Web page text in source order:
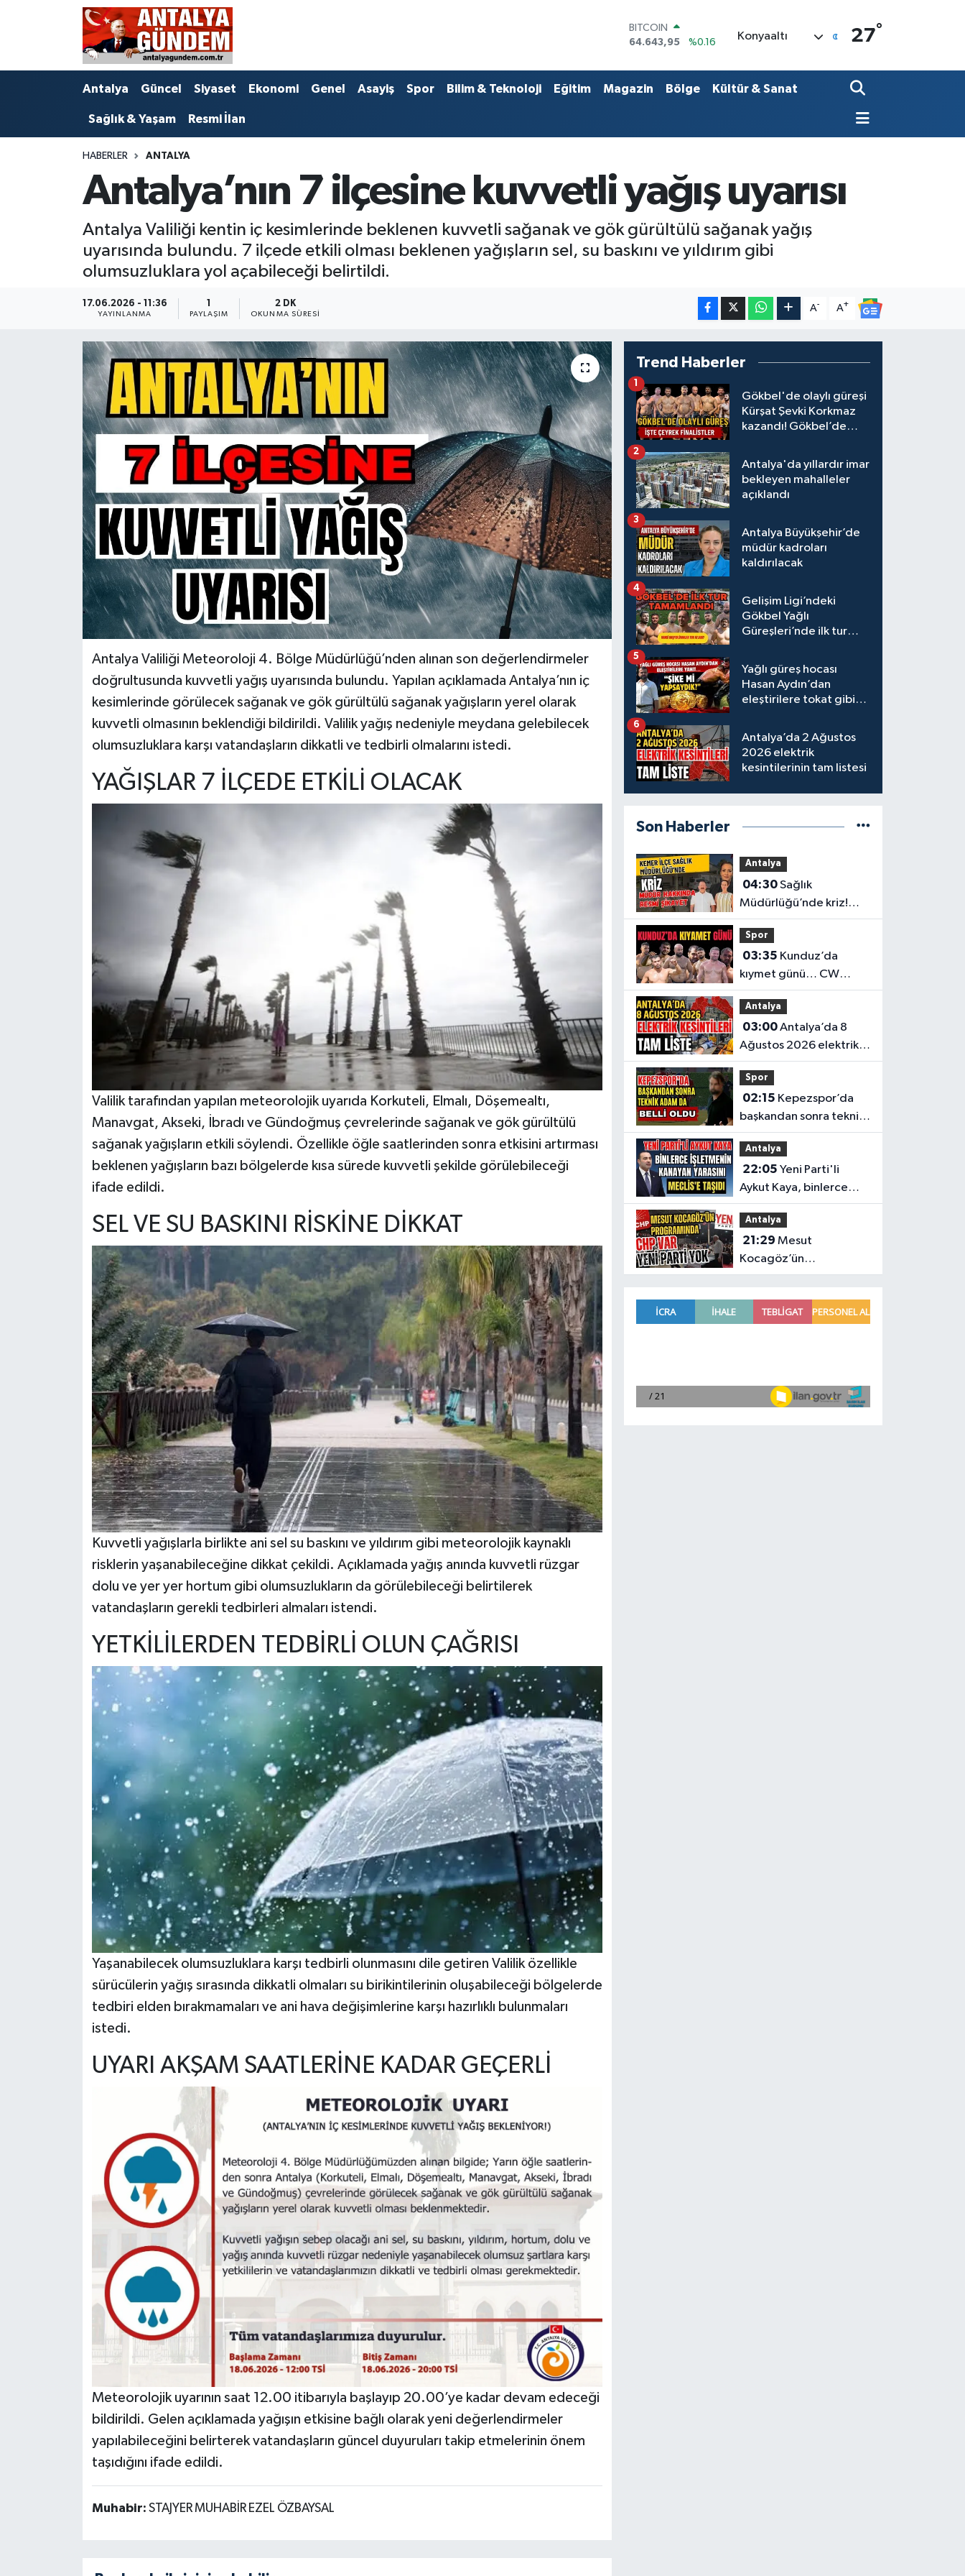
DOLAR
47,6704
%0
55,0406
%-0.08
STERLİN
64.643,95
%0.16
Konyaaltı 27°
Antalya Güncel Siyaset Ekonomi Genel Asayiş Spor Bilim & Teknoloji Eğitim Magazin Bölge Kültür & Sanat
Sağlık & Yaşam Resmi İlan
HABERLER ANTALYA
Antalya’nın 7 ilçesine kuvvetli yağış uyarısı
Antalya Valiliği kentin iç kesimlerinde beklenen kuvvetli sağanak ve gök gürültülü sağanak yağış
uyarısında bulundu. 7 ilçede etkili olması beklenen yağışların sel, su baskını ve yıldırım gibi
olumsuzluklara yol açabileceği belirtildi.
17.06.2026 - 11:36
YAYINLANMA
1
PAYLAŞIM
2 DK
OKUNMA SÜRESI
A- A+
Antalya Valiliği Meteoroloji 4. Bölge Müdürlüğü’nden alınan son değerlendirmeler
doğrultusunda kuvvetli yağış uyarısında bulundu. Yapılan açıklamada Antalya’nın iç
kesimlerinde görülecek sağanak ve gök gürültülü sağanak yağışların yerel olarak
kuvvetli olmasının beklendiği bildirildi. Valilik yağış nedeniyle meydana gelebilecek
olumsuzluklara karşı vatandaşların dikkatli ve tedbirli olmalarını istedi.
YAĞIŞLAR 7 İLÇEDE ETKİLİ OLACAK
Valilik tarafından yapılan meteorolojik uyarıda Korkuteli, Elmalı, Döşemealtı,
Manavgat, Akseki, İbradı ve Gündoğmuş çevrelerinde sağanak ve gök gürültülü
sağanak yağışların etkili söylendi. Özellikle öğle saatlerinden sonra etkisini artırması
beklenen yağışların bazı bölgelerde kısa sürede kuvvetli şekilde görülebileceği
ifade edildi.
SEL VE SU BASKINI RİSKİNE DİKKAT
Kuvvetli yağışlarla birlikte ani sel su baskını ve yıldırım gibi meteorolojik kaynaklı
risklerin yaşanabileceğine dikkat çekildi. Açıklamada yağış anında kuvvetli rüzgar
dolu ve yer yer hortum gibi olumsuzlukların da görülebileceği belirtilerek
vatandaşların gerekli tedbirleri almaları istendi.
YETKİLİLERDEN TEDBİRLİ OLUN ÇAĞRISI
Yaşanabilecek olumsuzluklara karşı tedbirli olunmasını dile getiren Valilik özellikle
sürücülerin yağış sırasında dikkatli olmaları su birikintilerinin oluşabileceği bölgelerde
tedbiri elden bırakmamaları ve ani hava değişimlerine karşı hazırlıklı bulunmaları
istedi.
UYARI AKŞAM SAATLERİNE KADAR GEÇERLİ
Meteorolojik uyarının saat 12.00 itibarıyla başlayıp 20.00’ye kadar devam edeceği
bildirildi. Gelen açıklamada yağışın etkisine bağlı olarak yeni değerlendirmeler
yapılabileceğini belirterek vatandaşların güncel duyuruları takip etmelerinin önem
taşıdığını ifade edildi.
Muhabir: STAJYER MUHABİR EZEL ÖZBAYSAL
Trend Haberler
Gökbel'de olaylı güreşi
Kürşat Şevki Korkmaz
kazandı! Gökbel’de
Gürbüz elendi!
1
Antalya'da yıllardır imar
bekleyen mahalleler
açıklandı
2
Antalya Büyükşehir’de
müdür kadroları
kaldırılacak
3
Gelişim Ligi’ndeki
Gökbel Yağlı
Güreşleri’nde ilk tur
4
Yağlı güreş hocası
Hasan Aydın’dan
eleştirilere tokat gibi
5
Antalya’da 2 Ağustos
2026 elektrik
kesintilerinin tam listesi
6
Son Haberler
Antalya
04:30Sağlık
Müdürlüğü’nde kriz!
Müdür hakkında resmi
şikayet
Spor
03:35
kıymet günü… CW
Enerji Yağlı Güreş
Ligi’nin 6. Etabı öncesi
nefesler tutuldu
Antalya
03:00Antalya’da 8
Ağustos 2026 elektrik
kesintilerinin tam listesi
Spor
02:15
başkandan sonra teknik
adam da belli oldu
Antalya
22:05
Aykut Kaya, binlerce
işletmenin kanayan
yarasını Meclis'e taşıdı
Antalya
21:29
Kocagöz’ün
programında CHP var
Antalya
Bilim & Teknoloji
EĞİTİM
Ekonomi
Görüntülü Haber
Kültür & Sanat
Magazin
Resmi İlan
Sağlık & Yaşam
Siyaset
Antalya Nöbetçi Eczaneler
Antalya Hava Durumu
Antalya Namaz Vakitleri
Süper Lig Puan Durumu ve Fikstür
Tüm Manşetler
Son Dakika Haberleri
Haber Arşivi